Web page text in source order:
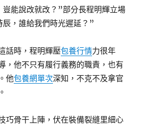
豈能說改就改？”部分長程明輝立場
，誰給我們時光遲延？”
話時，程明輝壓包養行情力很年
，他不只有履行義務的職責，也有
他包養網單次深知，不克不及拿官
巧骨干上陣，伏在裝備裂縫里細心